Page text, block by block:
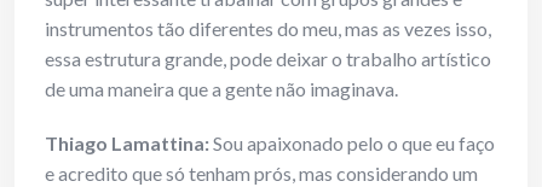
instrumentos tão diferentes do meu, mas as vezes isso,
essa estrutura grande, pode deixar o trabalho artístico
de uma maneira que a gente não imaginava.
Thiago Lamattina:Sou apaixonado pelo o que eu faço
e acredito que só tenham prós, mas considerando um